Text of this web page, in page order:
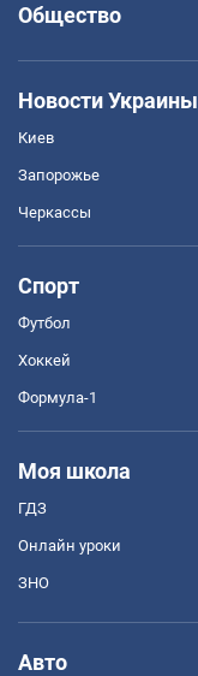
Общество
Новости Украины
Киев
Запорожье
Черкассы
Спорт
Футбол
Хоккей
Формула-1
Моя школа
ГДЗ
Онлайн уроки
ЗНО
Авто